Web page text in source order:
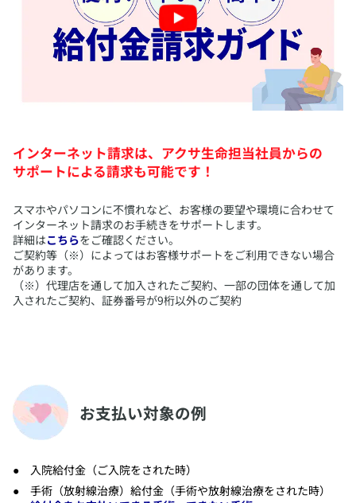
インターネット請求は、アクサ生命担当社員からの
サポートによる請求も可能です！
​スマホやパソコンに不慣れなど、お客様の要望や環境に合わせて
インターネット請求のお手続きをサポートします。
詳細はこちらをご確認ください。
ご契約等（※）によってはお客様サポートをご利用できない場合
があります。
（※）代理店を通して加入されたご契約、一部の団体を通して加
入されたご契約、証券番号が9桁以外のご契約
​お支払い対象の例
​入院給付金（ご入院をされた時）
​手術（放射線治療）給付金（手術や放射線治療をされた時）